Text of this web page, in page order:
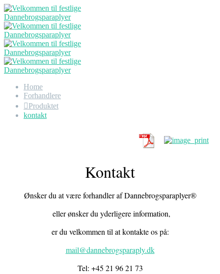
Home
Forhandlere
Produktet
kontakt
Kontakt
Ønsker du at være forhandler af Dannebrogsparaplyer®
eller ønsker du yderligere information,
er du velkommen til at kontakte os på:
mail@dannebrogsparaply.dk
Tel: +45 21 96 21 73